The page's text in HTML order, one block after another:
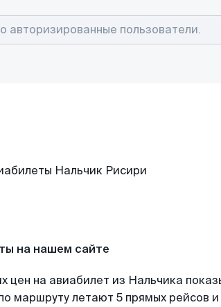
на нашем сайте
цен на авиабилет из Нальчика
маршруту летают 5 прямых рейсов